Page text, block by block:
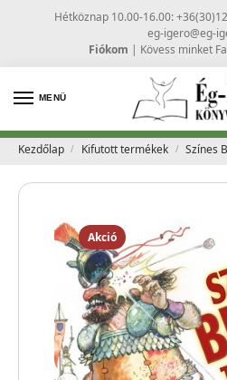
Hétköznap 10.00-16.00:
eg-igero@eg-
Fiókom | Kövess minket
MENÜ
Kezdőlap / Kifutott termékek / Színes Bibliai
Akció